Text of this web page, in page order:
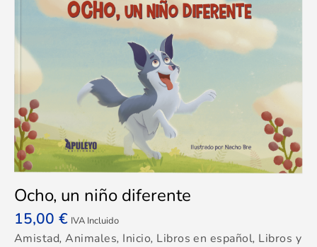
Ocho, un niño diferente
15,00 € IVA Incluido
Amistad,Animales, Inicio, Libros en español, Libros y